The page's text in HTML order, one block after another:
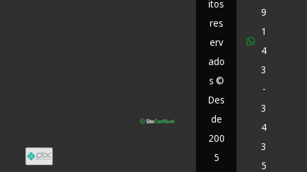
itos
res
erv
ado
s ©
Des
de
200
5
9
1
4
3
-
3
4
3
5